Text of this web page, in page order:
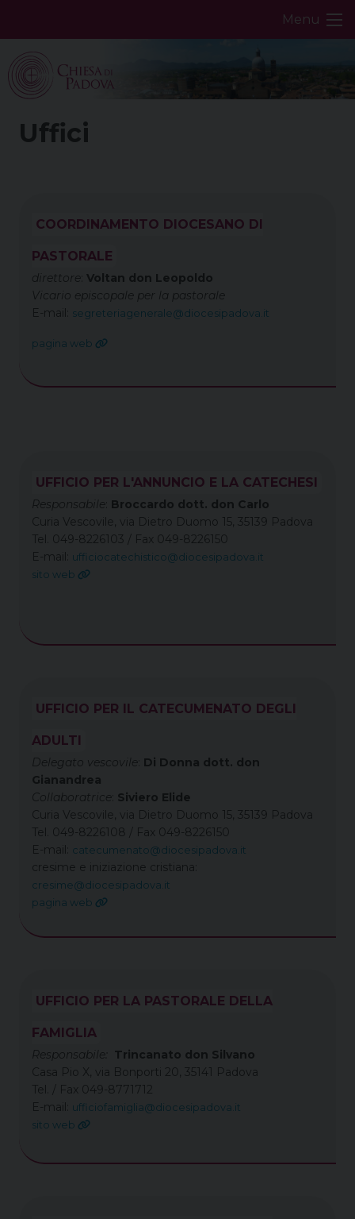
Menu
Uffici
COORDINAMENTO DIOCESANO DI
PASTORALE
direttore Voltan don Leopoldo
Vicario episcopale per la pastorale
E-mail: segreteriagenerale@diocesipadova.it
pagina web
UFFICIO PER L'ANNUNCIO E LA CATECHESI
Responsabile Broccardo dott. don Carlo
Curia Vescovile, via Dietro Duomo 15, 35139 Padova
Tel. 049-8226103 / Fax 049-8226150
E-mail: ufficiocatechistico@diocesipadova.it
sito web
UFFICIO PER IL CATECUMENATO DEGLI
ADULTI
Delegato vescovile Di Donna dott. don
Gianandrea
Collaboratrice Siviero Elide
Curia Vescovile, via Dietro Duomo 15, 35139 Padova
Tel. 049-8226108 / Fax 049-8226150
E-mail: catecumenato@diocesipadova.it
cresime e iniziazione cristiana:
cresime@diocesipadova.it
pagina web
UFFICIO PER LA PASTORALE DELLA
FAMIGLIA
Responsabile:
Trincanato don Silvano
Casa Pio X, via Bonporti 20, 35141 Padova
Tel. / Fax 049-8771712
E-mail: ufficiofamiglia@diocesipadova.it
sito web